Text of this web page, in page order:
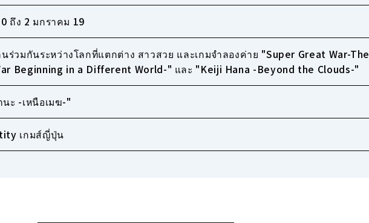
ถึง 2 มกราคม 19
ร่วมกันระหว่างโลกที่แตกต่าง สาวสวย และเกมจำลองค่าย "Super Great War-The
Beginning in a Different World-" และ "Keiji Hana -Beyond the Clouds-"
นะ -เหนือเมฆ-"
เกมส์ญี่ปุ่น